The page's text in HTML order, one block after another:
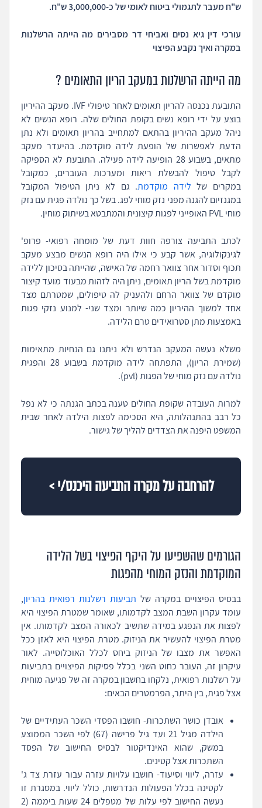
ש"ח מעבר לתגמולי ביטוח לאומי של כ-3,000,000 ש"ח.
עורכי דין גיא נסים ואביחי דר מסבירים מה הייתה הרשלנות
במקרה ואיך נקבע הפיצוי
מה הייתה הרשלנות במעקב הריון התאומים ?
התובעת נכנסה להריון תאומים לאחר טיפולי IVF. מעקב ההיריון
בוצע על ידי רופא נשים בקופת החולים שלה. רופא הנשים לא
ניהל מעקב ההיריון בהתאם למתחייב בהריון תאומים ולא נתן
הדעת לאפשרות של הופעת לידה מוקדמת. בהיעדר מעקב
מתאים, בשבוע 28 הופיעה לידה פעילה. התובעת לא הספיקה
לקבל טיפול להבשלת ריאות ומערכות העוברים, כמקובל
במקרים של לידה מוקדמת. גם לא ניתן הטיפול המקובל
במגנזיום להגנה מפני נזק מוחי לפג. בשל כך נולדה פגית עם נזק
מוחי PVL האופייני לפגות קיצונית והמתבטא בשיתוק מוחין.
לכתב התביעה צורפה חוות דעת של מומחה רפואי- פרופ'
לגינקולוגיה, אשר קבע כי אילו היה רופא הנשים מבצע מעקב
תכוף וסדור אחר צוואר רחמה של האישה, שהייתה בסיכון ללידה
מוקדמת בשל הריון תאומים, ניתן היה לזהות מבעוד מועד קיצור
מוקדם של צוואר הרחם ולהעניק לה טיפולים, שמטרתם מצד
אחד למשוך ההיריון כמה שיותר ומצד שני- למנוע נזקי פגות
באמצעות מתן סטרואידים טרם הלידה.
משלא נעשה המעקב הנדרש ולא ניתנו גם הנחיות מתאימות
(שמירת הריון), התפתחה לידה מוקדמת בשבוע 28 והפגית
נולדה עם נזק מוחי של הפגות (pvl).
למרות העובדה שקופת החולים טענה בכתב הגנתה כי לא נפל
כל רבב בהתנהלותה, היא הסכימה לפצות הילדה לאחר שבית
המשפט היפנה את הצדדים להליך של גישור.
להרחבה על מקרה התביעה היכנס/י >
הגורמים שהשפיעו על היקף הפיצוי בשל הלידה
המוקדמת והנזק המוחי מהפגות
בבסיס הפיצויים במקרה של תביעות רשלנות רפואית בהריון,
עומד עקרון השבת המצב לקדמותו, שאומר שמטרת הפיצוי היא
לפצות את הנפגע במידה שתשיב לכאורה המצב לקדמותו. אין
מטרת הפיצוי להעשיר את הניזוק. מטרת הפיצוי היא לאזן ככל
האפשר את מצבו של הניזוק ביחס לכלל האוכלוסייה. לאור
עיקרון זה, העובר כחוט השני בכלל פסיקות הפיצויים בתביעות
על רשלנות רפואית, נלקחו בחשבון במקרה זה של פגיעה מוחית
אצל פגית, בין היתר, הפרמטרים הבאים:
אובדן כושר השתכרות- חושבו הפסדי השכר העתידיים של
הילדה מגיל 21 ועד גיל פרישה (67) לפי השכר הממוצע
במשק, שהוא האינדיקטור לבסיס החישוב של הפסד
השתכרות אצל קטינים.
עזרה, ליווי וסיעוד- חושבו עלויות עזרה עבור עזרת צד ג'
לקטינה בכלל הפעולות הנדרשות, כולל ליווי. במסגרת זו
נעשה החישוב לפי עלות של מטפלים 24 שעות ביממה (2